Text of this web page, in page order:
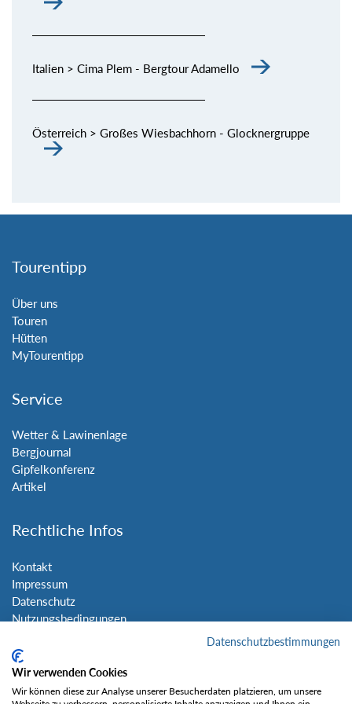
Italien > Cima Plem - Bergtour Adamello
Österreich > Großes Wiesbachhorn - Glocknergruppe
Tourentipp
Über uns
Touren
Hütten
MyTourentipp
Service
Wetter & Lawinenlage
Bergjournal
Gipfelkonferenz
Artikel
Rechtliche Infos
Kontakt
Impressum
Datenschutz
Nutzungsbedingungen
Social Media
Datenschutzbestimmungen
Wir verwenden Cookies
Wir können diese zur Analyse unserer Besucherdaten platzieren, um unsere